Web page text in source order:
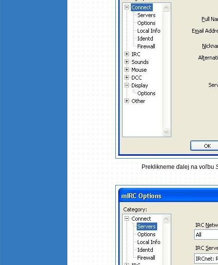
Preklikneme ďalej na voľbu